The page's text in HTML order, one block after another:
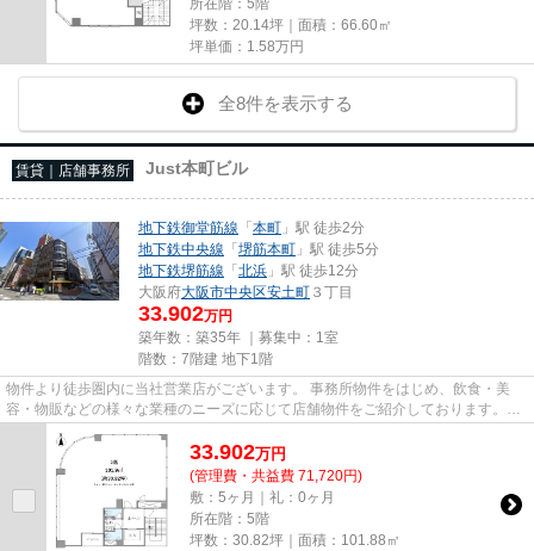
坪数：20.14坪｜面積：66.60㎡
坪単価： 1.58万円
全8件を表示する
賃貸｜店舗事務所 Just本町ビル
地下鉄御堂筋線 「本町 」駅 徒歩2分
地下鉄中央線 「堺筋本町 」駅 徒歩5分
地下鉄堺筋線 「北浜 」駅 徒歩12分
大阪府大阪市中央区安土町 ３丁目
33.902万円
築年数：築35年 ｜募集中： 1室
階数：7階建 地下1階
物件より徒歩圏内に当社営業店がございます。 事務所物件をはじめ、飲食・美
容・物販などの様々な業種のニーズに応じて店舗物件をご紹介しております。
尚、弊社ではおとり広告は一切...
33.902万円
(管理費・共益費 71,720円)
敷：5ヶ月｜礼：0ヶ月
所在階：5階
坪数：30.82坪｜面積：101.88㎡